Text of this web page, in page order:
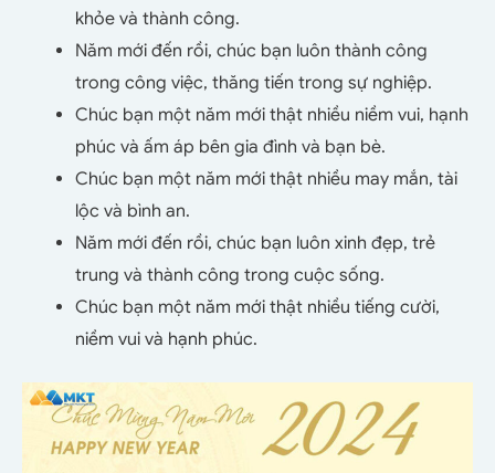
khỏe và thành công.
Năm mới đến rồi, chúc bạn luôn thành công
trong công việc, thăng tiến trong sự nghiệp.
Chúc bạn một năm mới thật nhiều niềm vui, hạnh
phúc và ấm áp bên gia đình và bạn bè.
Chúc bạn một năm mới thật nhiều may mắn, tài
lộc và bình an.
Năm mới đến rồi, chúc bạn luôn xinh đẹp, trẻ
trung và thành công trong cuộc sống.
Chúc bạn một năm mới thật nhiều tiếng cười,
niềm vui và hạnh phúc.